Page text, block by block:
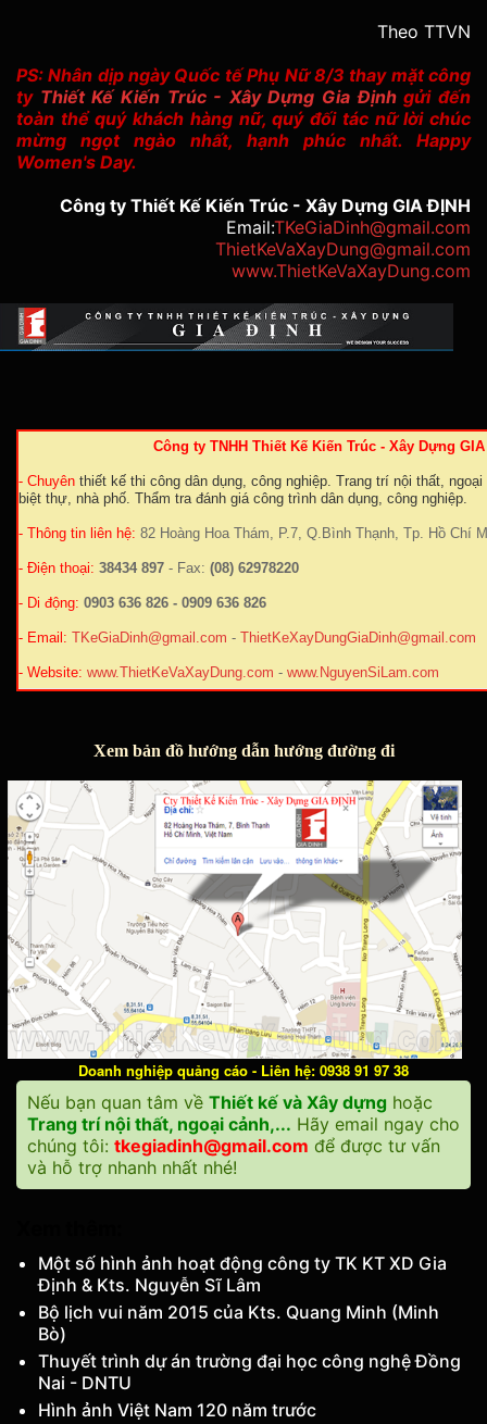
Theo TTVN
PS: Nhân dịp ngày Quốc tế Phụ Nữ 8/3 thay mặt công
ty Thiết Kế Kiến Trúc - Xây Dựng Gia Địnhgửi đến
toàn thể quý khách hàng nữ, quý đối tác nữ lời chúc
mừng ngọt ngào nhất, hạnh phúc nhất. Happy
Women's Day.
Công ty Thiết Kế Kiến Trúc - Xây Dựng GIA ĐỊNH
Email:TKeGiaDinh@gmail.com
ThietKeVaXayDung@gmail.com
www.ThietKeVaXayDung.com
Công ty TNHH Thiết Kế Kiến Trúc - Xây Dựng
- Chuyên thiết kế thi công dân dụng, công nghiệp. Trang trí nội thất,
biệt thự, nhà phố. Thẩm tra đánh giá công trình dân dụng, công nghiệp.
- Thông tin liên hệ: 82 Hoàng Hoa Thám, P.7, Q.Bình Thạnh, Tp. Hồ Chí
- Điện thoại: 38434 897 - Fax: (08) 62978220
- Di động: 0903 636 826 - 0909 636 826
- Email: TKeGiaDinh@gmail.com - ThietKeXayDungGiaDinh@gmail.com
- Website: www.ThietKeVaXayDung.com - www.NguyenSiLam.com
Xem bản đồ hướng dẫn hướng đường đi
Doanh nghiệp quảng cáo - Liên hệ: 0938 91 97 38
Nếu bạn quan tâm về Thiết kế và Xây dựng hoặc
Trang trí nội thất, ngoại cảnh,... Hãy email ngay cho
chúng tôi: tkegiadinh@gmail.com để được tư vấn
và hỗ trợ nhanh nhất nhé!
Một số hình ảnh hoạt động công ty TK KT XD Gia
Định & Kts. Nguyễn Sĩ Lâm
Bộ lịch vui năm 2015 của Kts. Quang Minh (Minh
Bò)
Thuyết trình dự án trường đại học công nghệ Đồng
Nai - DNTU
Hình ảnh Việt Nam 120 năm trước